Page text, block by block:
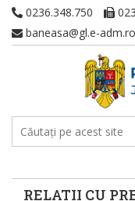
0236.348.750
baneasa@gl.e-adm.ro
RELATII CU